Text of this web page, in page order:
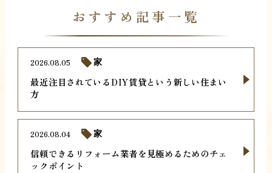
おすすめ記事一覧
最近注目されているDIY賃貸という新しい住まい
方
2026.08.05 家
信頼できるリフォーム業者を見極めるためのチェ
ックポイント
2026.08.04 家